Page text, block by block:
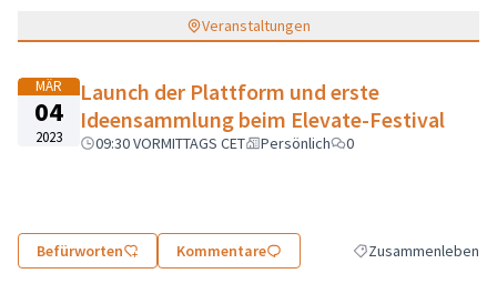
Veranstaltungen
MÄR
04
2023
Launch der Plattform und erste
Ideensammlung beim Elevate-Festival
09:30 VORMITTAGS CET Persönlich 0
Befürworten Kommentare Ergebnisse nach
Zusammenleben